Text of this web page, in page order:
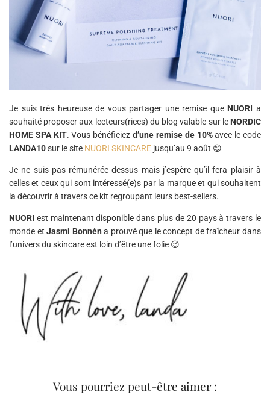
Je suis très heureuse de vous partager une remise que NUORIa
souhaité proposer aux lecteurs(rices) du blog valable sur le NORDIC
HOME SPA KIT. Vous bénéficiezd’une remise de 10%avec le code
LANDA10sur le site NUORI SKINCARE jusqu’au 9 août 😊
Je ne suis pas rémunérée dessus mais j’espère qu’il fera plaisir à
celles et ceux qui sont intéressé(e)s par la marque et qui souhaitent
la découvrir à travers ce kit regroupant leurs best-sellers.
NUORI est maintenant disponible dans plus de 20 pays à travers le
monde etJasmi Bonnén a prouvé que le concept de fraîcheur dans
l’univers du skincare est loin d’être une folie 😉
Vous pourriez peut-être aimer :